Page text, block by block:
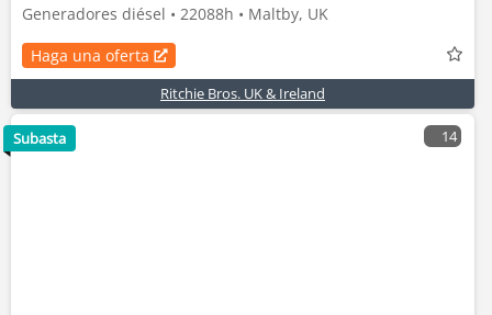
Generadores diésel • 22088h • Maltby, UK
Haga una oferta
Ritchie Bros. UK & Ireland
14
Subasta